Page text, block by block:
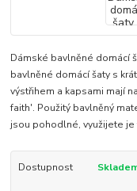
Dámské bavlněné domácí
bavlněné domácí šaty s
výstřihem a kapsami mají
faith'. Použitý bavlněný
jsou pohodlné, využijete je
Dostupnost